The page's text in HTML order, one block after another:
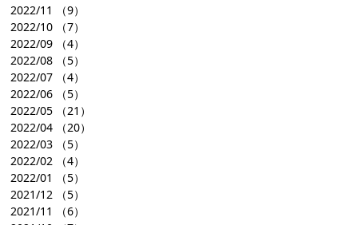
2022/11
（9）
2022/10 （7）
2022/09 （4）
2022/08 （5）
2022/07 （4）
2022/06 （5）
2022/05 （21）
2022/04 （20）
2022/03 （5）
2022/02 （4）
2022/01
（5）
2021/12 （5）
2021/11
（6）